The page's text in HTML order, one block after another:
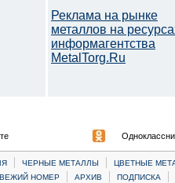
Реклама на рынке
металлов на
информагентства
MetalTorg.Ru
| ЧЕРНЫЕ МЕТАЛЛЫ |
ЦВЕТНЫЕ
НОМЕР | АРХИВ | ПОДПИСКА |